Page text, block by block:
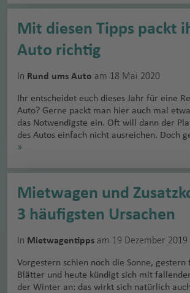
Mit diesen Tipps packt
Auto richtig
In Rund ums Auto am 18 Mai 2020
Ihr entscheidet euch dieses Jahr für eine
Auto? Gerne packt man hier auch mal
das Notwendigste ein. Oft will dann der
des Autos einfach nicht ausreichen. Doch
»
Mietwagen und
3 häufigsten Ursachen
In Mietwagentipps am 19 Dezember 2019
Vorgestern schien noch die Sonne, gestern
Blätter und heute kündigt sich mit
der Winter an: das wirkt sich natürlich